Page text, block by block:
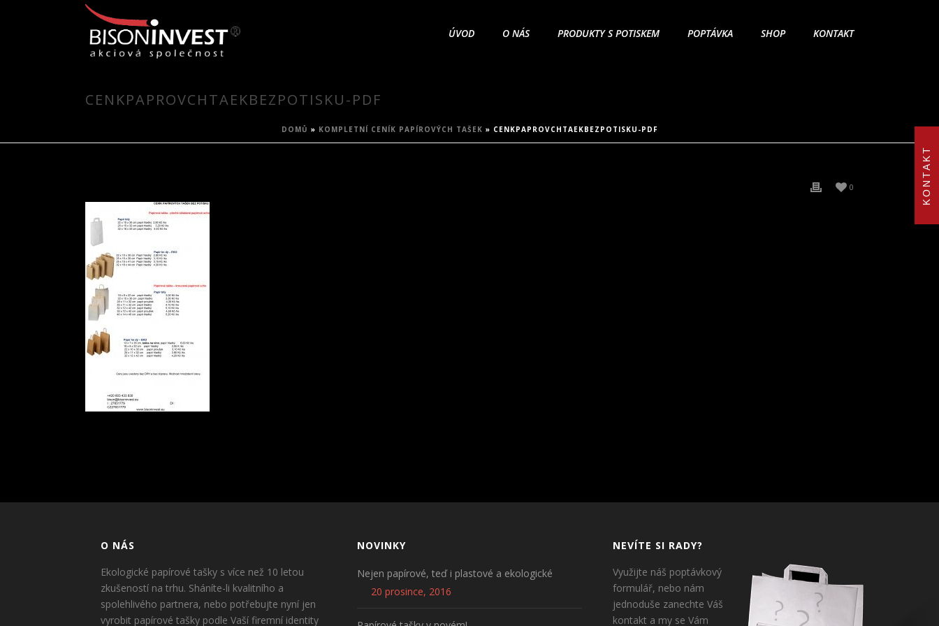
KONTAKT
ÚVOD O NÁS PRODUKTY S POTISKEM POPTÁVKA SHOP KONTAKT
CENKPAPROVCHTAEKBEZPOTISKU-PDF
DOMŮ » KOMPLETNÍ CENÍK PAPÍROVÝCH TAŠEK » CENKPAPROVCHTAEKBEZPOTISKU-PDF
0
O NÁS
Ekologické papírové tašky s více než 10 letou
zkušeností na trhu. Sháníte-li kvalitního a
spolehlivého partnera, nebo potřebujte nyní jen
vyrobit papírové tašky podle Vaší firemní identity
NOVINKY
Nejen papírové, teď i plastové a ekologické
20 prosince, 2016
NEVÍTE SI RADY?
Využijte náš poptávkový
formulář, nebo nám
jednoduše zanechte Váš
kontakt a my se Vám